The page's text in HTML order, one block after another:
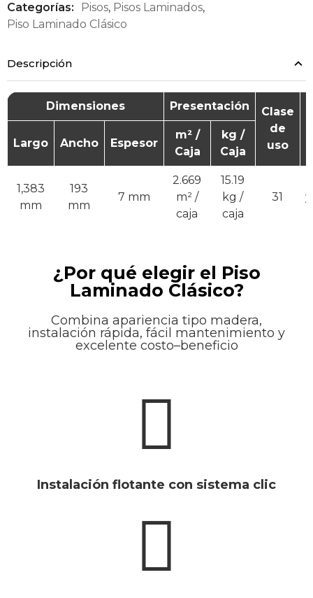
Categorías: Pisos, Pisos Laminados,
Piso Laminado Clásico
Descripción
Dimensiones Presentación
Clase
de
uso
Largo
Ancho Espesor
m² /
Caja
kg /
Caja
1,383
mm
193
mm
7 mm
2.669
m² /
caja
15.19
kg /
caja
31
¿Por qué elegir el Piso
Laminado Clásico?
Combina apariencia tipo madera,
instalación rápida, fácil mantenimiento y
excelente costo–beneficio
Instalación flotante con sistema clic